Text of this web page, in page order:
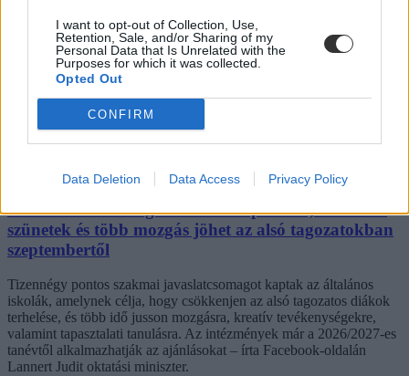
I want to opt-out of Collection, Use,
Retention, Sale, and/or Sharing of my
Personal Data that Is Unrelated with the
Purposes for which it was collected.
Opted Out
CONFIRM
Data Deletion Data Access Privacy Policy
Megszűnhet a 45 perces iskola-előkészítő foglalkozás, újra az
óvodák dönthetnének az iskolaérettségről, és az oviKRÉTA is
átalakulhat. Többek között ezeket a változtatásokat javasolta az
Óvodapedagógiai Egyesület.
Közoktatás
Lannert Judit: Rugalmasabb napkezdés, hosszabb
szünetek és több mozgás jöhet az alsó tagozatokban
szeptembertől
Tizennégy pontos szakmai javaslatcsomagot kaptak az általános
iskolák, amelynek célja, hogy csökkenjen az alsó tagozatos diákok
terhelése, és több idő jusson mozgásra, kreatív tevékenységekre,
valamint tapasztalati tanulásra. Az intézmények már a 2026/2027-es
tanévtől alkalmazhatják az ajánlásokat – írta Facebook-oldalán
Lannert Judit oktatási miniszter.